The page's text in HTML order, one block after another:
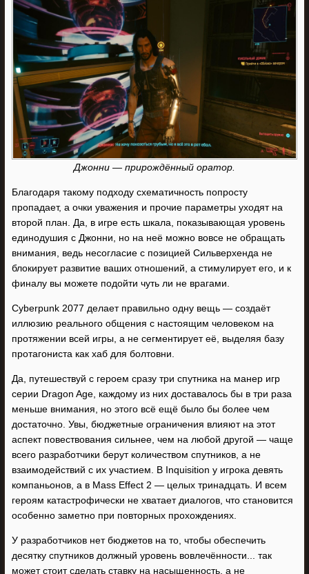
Джонни — прирождённый оратор.
Благодаря такому подходу схематичность попросту
пропадает, а очки уважения и прочие параметры уходят на
второй план. Да, в игре есть шкала, показывающая уровень
единодушия с Джонни, но на неё можно вовсе не обращать
внимания, ведь несогласие с позицией Сильверхенда не
блокирует развитие ваших отношений, а стимулирует его, и к
финалу вы можете подойти чуть ли не врагами.
Cyberpunk 2077 делает правильно одну вещь — создаёт
иллюзию реального общения с настоящим человеком на
протяжении всей игры, а не сегментирует её, выделяя базу
протагониста как хаб для болтовни.
Да, путешествуй с героем сразу три спутника на манер игр
серии Dragon Age, каждому из них доставалось бы в три раза
меньше внимания, но этого всё ещё было бы более чем
достаточно. Увы, бюджетные ограничения влияют на этот
аспект повествования сильнее, чем на любой другой — чаще
всего разработчики берут количеством спутников, а не
взаимодействий с их участием. В Inquisition у игрока девять
компаньонов, а в Mass Effect 2 — целых тринадцать. И всем
героям катастрофически не хватает диалогов, что становится
особенно заметно при повторных прохождениях.
У разработчиков нет бюджетов на то, чтобы обеспечить
десятку спутников должный уровень вовлечённости... так
может стоит сделать ставку на насыщенность, а не